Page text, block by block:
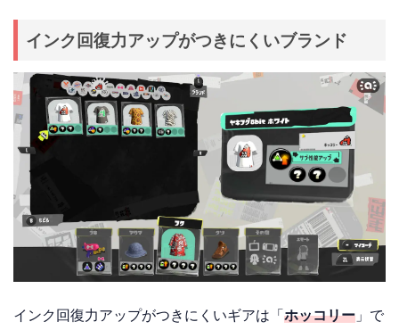
インク回復力アップがつきにくいブランド
インク回復力アップがつきにくいギアは「 ホッコリー 」で